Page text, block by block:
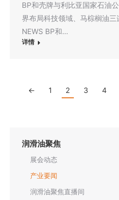
BP和壳牌与利比亚国家石油
界布局科技领域、马棕榈油
NEWS BP和…
详情
← 1 2 3 4
润滑油聚焦
展会动态
产业要闻
润滑油聚焦直播间